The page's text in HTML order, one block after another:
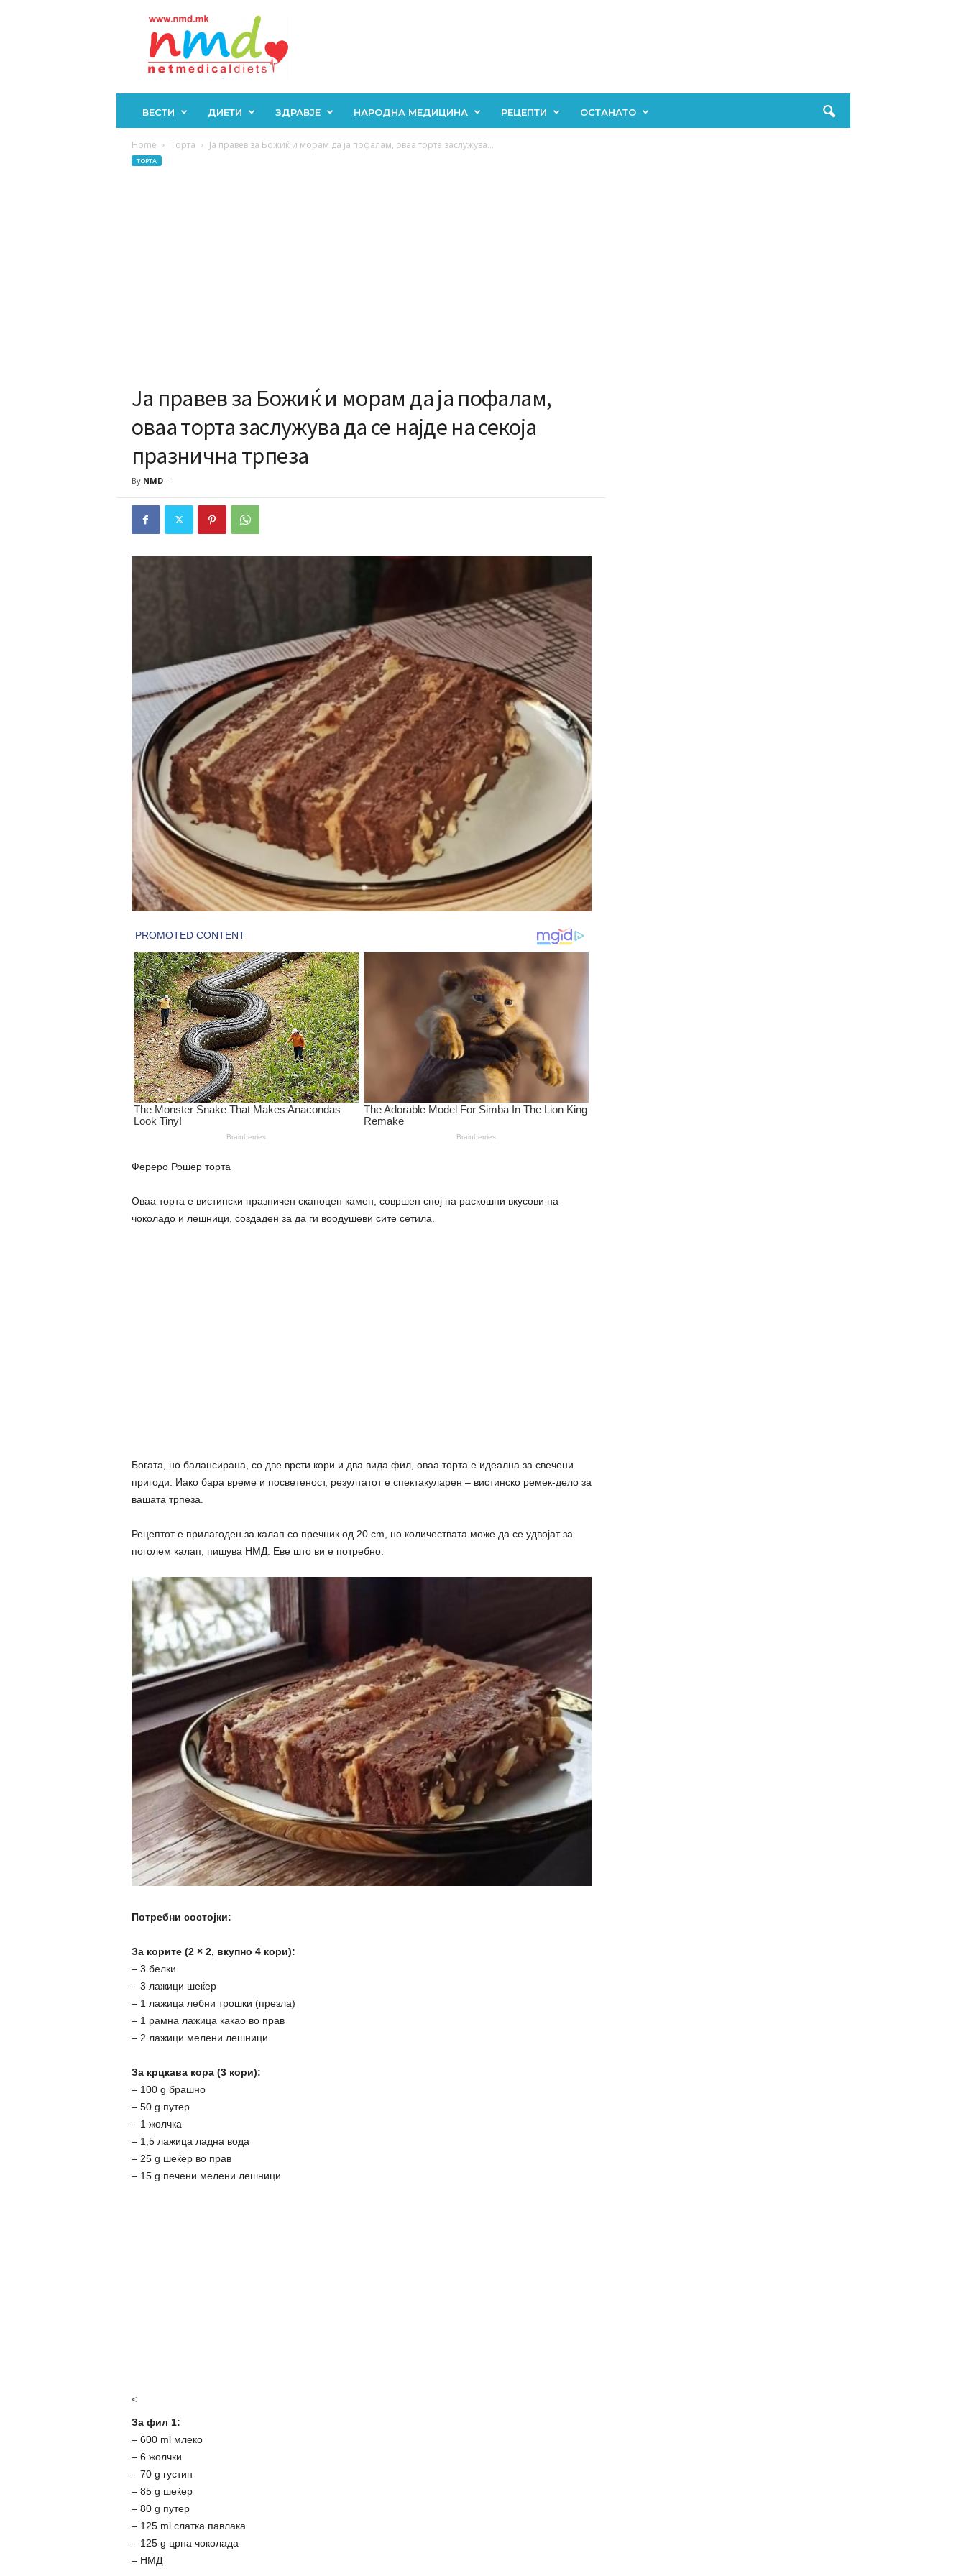
ВЕСТИ ДИЕТИ ЗДРАВЈЕ НАРОДНА МЕДИЦИНА РЕЦЕПТИ ОСТАНАТО
Home Торта Ја правев за Божиќ и морам да ја пофалам, оваа торта заслужува...
ТОРТА
Ја правев за Божиќ и морам да ја пофалам,
оваа торта заслужува да се најде на секоја
празнична трпеза
By NMD-
Фереро Рошер торта
Оваа торта е вистински празничен скапоцен камен, совршен спој на раскошни вкусови на
чоколадо и лешници, создаден за да ги воодушеви сите сетила.
Богата, но балансирана, со две врсти кори и два вида фил, оваа торта е идеална за свечени
пригоди. Иако бара време и посветеност, резултатот е спектакуларен – вистинско ремек-дело за
вашата трпеза.
Рецептот е прилагоден за калап со пречник од 20 cm, но количествата може да се удвојат за
поголем калап, пишува НМД. Еве што ви е потребно:
Потребни состојки:
За корите (2 × 2, вкупно 4 кори):
– 3 белки
– 3 лажици шеќер
– 1 лажица лебни трошки (презла)
– 1 рамна лажица какао во прав
– 2 лажици мелени лешници
За крцкава кора (3 кори):
– 100 g брашно
– 50 g путер
– 1 жолчка
– 1,5 лажица ладна вода
– 25 g шеќер во прав
– 15 g печени мелени лешници
<
За фил 1:
– 600 ml млеко
– 6 жолчки
– 70 g густин
– 85 g шеќер
– 80 g путер
– 125 ml слатка павлака
– 125 g црна чоколада
– НМД